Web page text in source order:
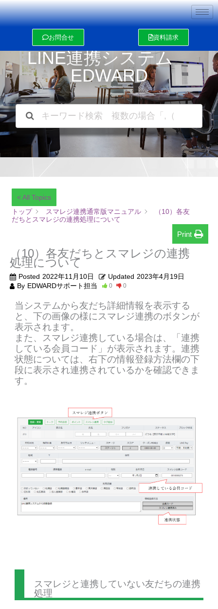
内
容
を
ッ
お問合せ 資料請求
LINE連携システム
EDWARD
< All Topics
トップ
スマレジ連携通常版マニュアル
（10）各友
だちとスマレジの連携処理について
Print
（10）各友だちとスマレジの連携
処理について
Posted 2022年11月10日 Updated 2023年4月19日
By EDWARDサポート担当 0 0
当システムから友だち詳細情報を表示する
と、下の画像の様にスマレジ連携のボタンが
表示されます。
また、スマレジ連携している場合は、「連携
している会員コード」が表示されます。連携
状態については、右下の情報登録方法欄の下
段に表示され連携されているかを確認できま
す。
スマレジと連携していない友だちの連携
処理